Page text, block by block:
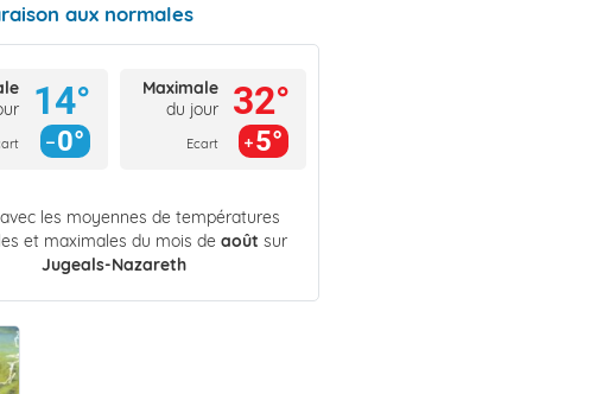
aux normales
14°
0°
Maximale
du jour
Ecart
32°
5°
les moyennes de températures
et maximales du mois de août sur
Jugeals-Nazareth